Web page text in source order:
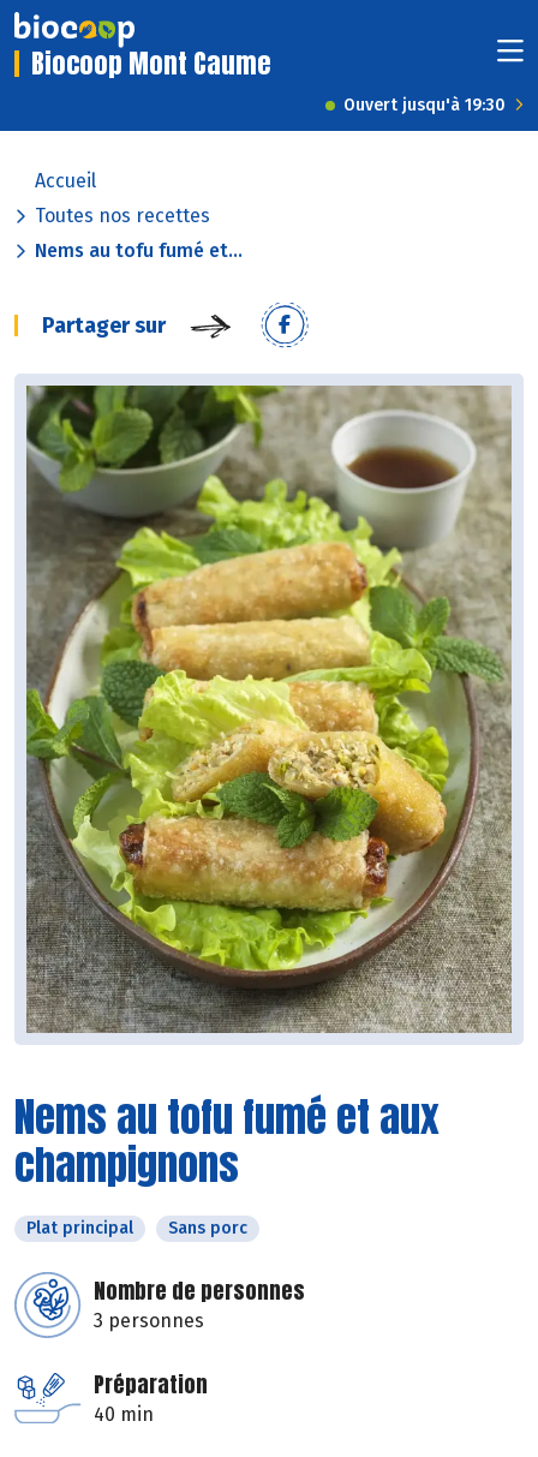
Biocoop Mont Caume
Ouvert jusqu'à 19:30
Accueil
Toutes nos recettes
Nems au tofu fumé et...
Partager sur
Nems au tofu fumé et aux
champignons
Plat principal Sans porc
Nombre de personnes
3 personnes
Préparation
40 min